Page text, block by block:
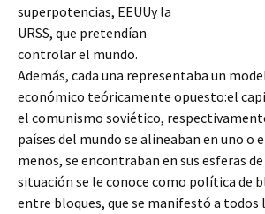
superpotencias, EEUUy la
URSS, que pretendían
controlar el mundo.
Además, cada una representaba un
económico teóricamente opuesto:el
el comunismo soviético,
países del mundo se alineaban en uno o
menos, se encontraban en sus esferas
situación se le conoce como política de
entre bloques, que se manifestó a todos